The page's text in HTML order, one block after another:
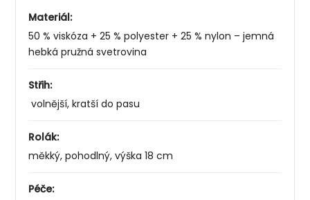
Materiál:
50 % viskóza + 25 % polyester + 25 % nylon – jemná
hebká pružná svetrovina
Střih:
volnější, kratší do pasu
Rolák:
měkký, pohodlný, výška 18 cm
Péče: